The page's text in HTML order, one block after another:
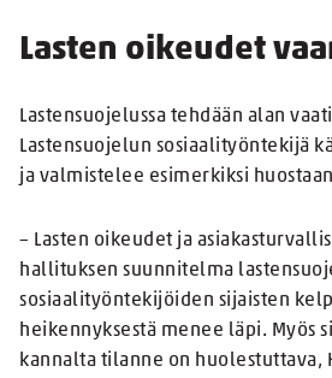
Lasten oikeudet
Lastensuojelussa tehdään alan
Lastensuojelun sosiaalityöntekijä
ja valmistelee esimerkiksi
– Lasten oikeudet ja
hallituksen suunnitelma
sosiaalityöntekijöiden sijaisten
heikennyksestä menee läpi. Myös
kannalta tilanne on huolestuttava,